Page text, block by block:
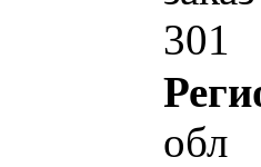
301
обл